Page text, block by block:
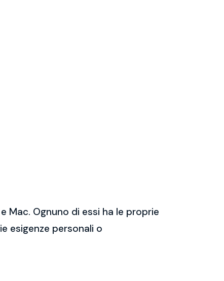
Mac. Ognuno di essi ha le proprie
esigenze personali o